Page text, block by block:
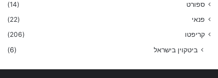
ספורט
(14)
פנאי
(22)
קריפטו
(206)
ביטקוין בישראל (6)